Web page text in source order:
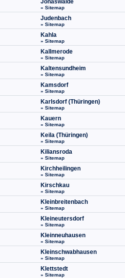
Jonaswalde
» Sitemap
Judenbach
» Sitemap
Kahla
» Sitemap
Kallmerode
» Sitemap
Kaltensundheim
» Sitemap
Kamsdorf
» Sitemap
Karlsdorf (Thüringen)
» Sitemap
Kauern
» Sitemap
Keila (Thüringen)
» Sitemap
Kiliansroda
» Sitemap
Kirchheilingen
» Sitemap
Kirschkau
» Sitemap
Kleinbreitenbach
» Sitemap
Kleineutersdorf
» Sitemap
Kleinneuhausen
» Sitemap
Kleinschwabhausen
» Sitemap
Klettstedt
» Sitemap